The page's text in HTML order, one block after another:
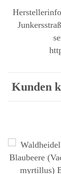
Kunden